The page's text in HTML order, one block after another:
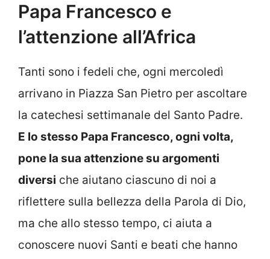
Papa Francesco e
l’attenzione all’Africa
Tanti sono i fedeli che, ogni mercoledì
arrivano in Piazza San Pietro per ascoltare
la catechesi settimanale del Santo Padre.
E lo stesso Papa Francesco, ogni volta,
pone la sua attenzione su argomenti
diversi che aiutano ciascuno di noi a
riflettere sulla bellezza della Parola di Dio,
ma che allo stesso tempo, ci aiuta a
conoscere nuovi Santi e beati che hanno